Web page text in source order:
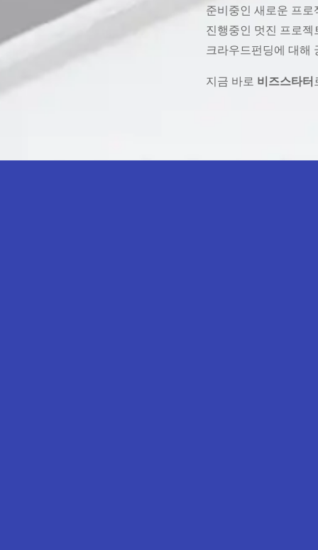
준비중인 새로운 프
진행중인 멋진 프로
크라우드펀딩에 대해
지금 바로 비즈스타터